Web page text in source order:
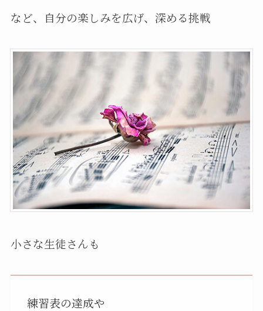
など、自分の楽しみを広げ、深める挑戦
小さな生徒さんも
練習表の達成や